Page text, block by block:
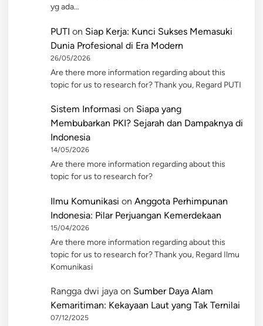
yg ada…
PUTI on Siap Kerja: Kunci Sukses Memasuki
Dunia Profesional di Era Modern
26/05/2026
Are there more information regarding about this
topic for us to research for? Thank you, Regard PUTI
Sistem Informasi on Siapa yang
Membubarkan PKI? Sejarah dan Dampaknya di
Indonesia
14/05/2026
Are there more information regarding about this
topic for us to research for?
Ilmu Komunikasi on Anggota Perhimpunan
Indonesia: Pilar Perjuangan Kemerdekaan
15/04/2026
Are there more information regarding about this
topic for us to research for? Thank you, Regard Ilmu
Komunikasi
Rangga dwi jaya on Sumber Daya Alam
Kemaritiman: Kekayaan Laut yang Tak Ternilai
07/12/2025